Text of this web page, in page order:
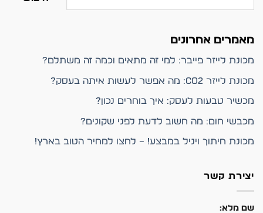
מאמרים אחרונים
מכונת לייזר פייבר: למי זה מתאים וכמה זה משתלם?
מכונת לייזר CO2: מה אפשר לעשות איתה בעסק?
מכשיר טבעות לעסק: איך בוחרים נכון?
מכבשי חום: מה חשוב לדעת לפני שקונים?
מכונת חיתוך ויניל במבצע! – לחצו למחיר הטוב בארץ!
יצירת קשר
שם מלא: